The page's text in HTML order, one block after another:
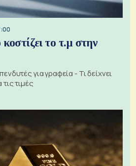
το τ.μ στην
για γραφεία - Τι δείχνει
τιμές